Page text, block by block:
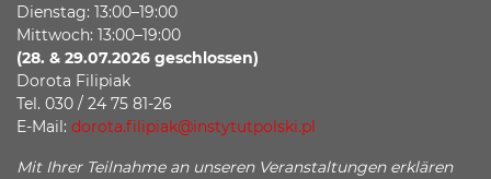
Dienstag: 13:00–19:00
Mittwoch: 13:00–19:00
(28. & 29.07.2026 geschlossen)
Dorota Filipiak
Tel. 030 / 24 75 81-26
E-Mail: dorota.filipiak@instytutpolski.pl
Mit Ihrer Teilnahme an unseren Veranstaltungen erklären